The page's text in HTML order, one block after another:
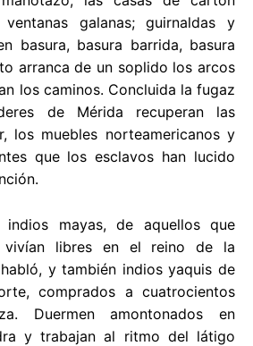
galanas; guirnaldas y
basura, basura barrida, basura
arranca de un soplido los arcos
los caminos. Concluida la fugaz
de Mérida recuperan las
los muebles norteamericanos y
que los esclavos han lucido
indios mayas, de aquellos que
vivían libres en el reino de la
y también indios yaquis de
comprados a cuatrocientos
Duermen amontonados en
y trabajan al ritmo del látigo